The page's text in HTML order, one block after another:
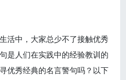
活中，大家总少不了接触优秀
是人们在实践中的经验教训的
优秀经典的名言警句吗？以下